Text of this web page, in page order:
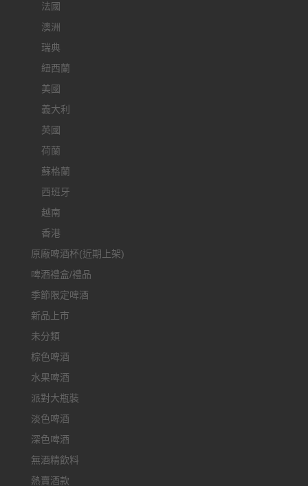
法國
澳洲
瑞典
紐西蘭
美國
義大利
英國
荷蘭
蘇格蘭
西班牙
越南
香港
原廠啤酒杯(近期上架)
啤酒禮盒/禮品
季節限定啤酒
新品上市
未分類
棕色啤酒
水果啤酒
派對大瓶裝
淡色啤酒
深色啤酒
無酒精飲料
熱賣酒款